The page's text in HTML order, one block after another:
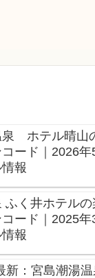
泉 ホテル晴山
ード｜2026
報
ふく井ホテルの
ード｜2025
報
新：宮島潮湯